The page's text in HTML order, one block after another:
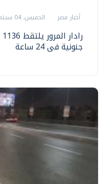
أخبار مصر الخميس، 04 سبتمبر 2025 08:55 ص
جنونية فى 24 ساعة